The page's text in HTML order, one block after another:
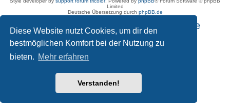
Diese Website nutzt Cookies, um dir den
bestmöglichen Komfort bei der Nutzung zu
bieten. Mehr erfahren
Verstanden!
Limited
Deutsche Übersetzung durch phpBB.de
Impressum und Datenschutzhinweise